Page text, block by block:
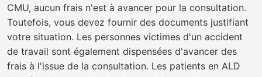
CMU, aucun frais n'est à avancer pour la consultation.
Toutefois, vous devez fournir des documents justifiant
votre situation. Les personnes victimes d'un accident
de travail sont également dispensées d'avancer des
frais à l'issue de la consultation. Les patients en ALD